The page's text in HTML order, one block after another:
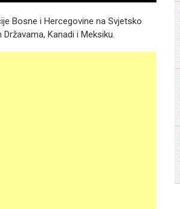
Bosne i Hercegovine na Svjetsko
Kanadi i Meksiku.